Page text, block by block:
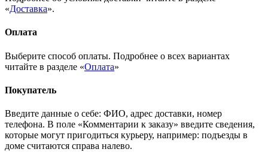
«Доставка».
Оплата
Выберите способ оплаты. Подробнее о всех вариантах
читайте в разделе «Оплата»
Покупатель
Введите данные о себе: ФИО, адрес доставки, номер
телефона. В поле «Комментарии к заказу» введите сведения,
которые могут пригодиться курьеру, например: подъезды в
доме считаются справа налево.